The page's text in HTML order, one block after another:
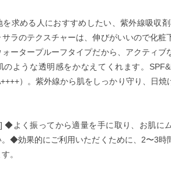
を求める人におすすめしたい、紫外線吸収
ラのテクスチャーは、伸びがいいので化粧
ータープルーフタイプだから、アクティブ
のような透明感をかなえてくれます。
）。紫外線から肌をしっかり守り、日
◆よく振ってから適量を手に取り、お肌に
。◆効果的にご利用いただくために、2〜3時
。